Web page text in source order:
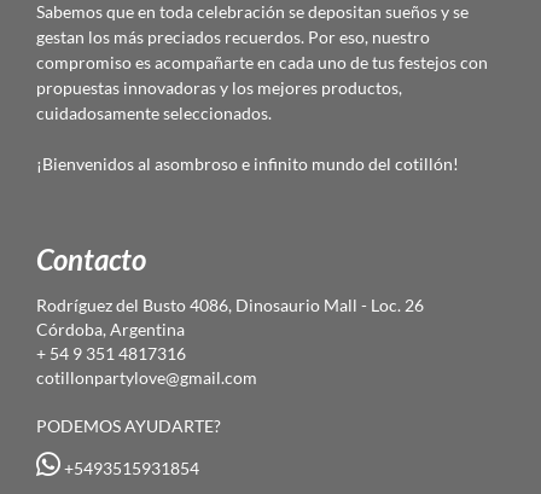
Sabemos que en toda celebración se depositan sueños y se
gestan los más preciados recuerdos. Por eso, nuestro
compromiso es acompañarte en cada uno de tus festejos con
propuestas innovadoras y los mejores productos,
cuidadosamente seleccionados.
¡Bienvenidos al asombroso e infinito mundo del cotillón!
Contacto
Rodríguez del Busto 4086, Dinosaurio Mall - Loc. 26
Córdoba, Argentina
+ 54 9 351 4817316
cotillonpartylove@gmail.com
PODEMOS AYUDARTE?
+5493515931854